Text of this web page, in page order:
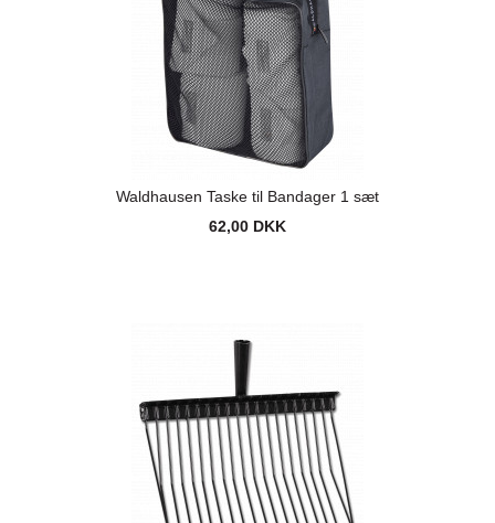
Waldhausen Taske til Bandager 1 sæt
62,00 DKK